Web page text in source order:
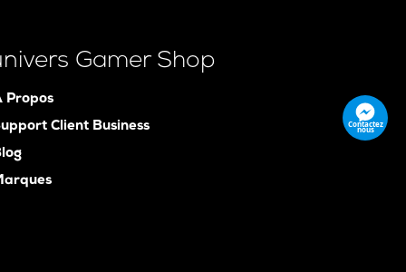
Gamer Shop
Propos
Client Business
Contactez
nous